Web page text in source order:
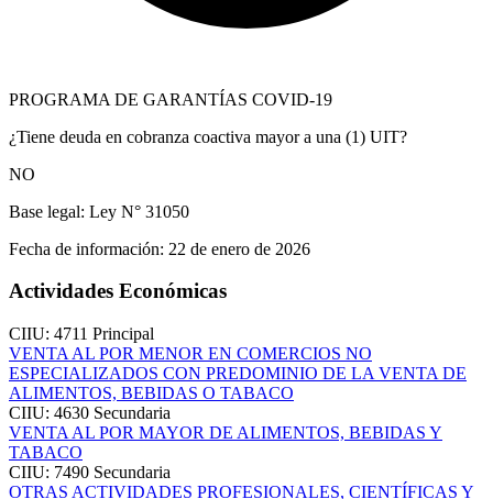
PROGRAMA DE GARANTÍAS COVID-19
¿Tiene deuda en cobranza coactiva mayor a una (1) UIT?
NO
Base legal: Ley N° 31050
Fecha de información: 22 de enero de 2026
Actividades Económicas
CIIU: 4711 Principal
VENTA AL POR MENOR EN COMERCIOS NO
ESPECIALIZADOS CON PREDOMINIO DE LA VENTA DE
ALIMENTOS, BEBIDAS O TABACO
CIIU: 4630 Secundaria
VENTA AL POR MAYOR DE ALIMENTOS, BEBIDAS Y
TABACO
CIIU: 7490 Secundaria
OTRAS ACTIVIDADES PROFESIONALES, CIENTÍFICAS Y